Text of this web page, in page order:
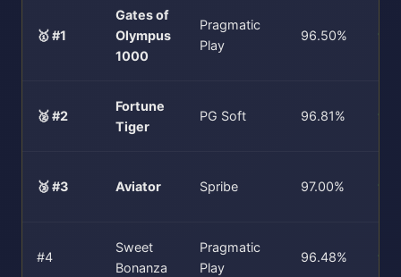
🥇 #1
Gates of
Olympus
1000
Pragmatic
Play
96.50%
🥈 #2
Fortune
Tiger
PG Soft 96.81%
🥉 #3 Aviator Spribe 97.00%
#4
Sweet
Bonanza
Pragmatic
Play
96.48%